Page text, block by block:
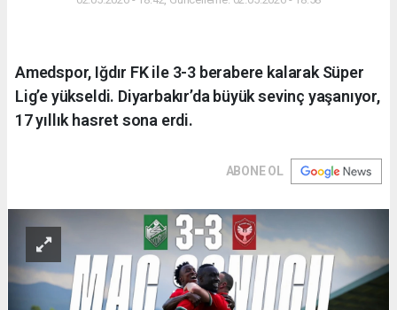
Amedspor, Iğdır FK ile 3-3 berabere kalarak Süper
Lig’e yükseldi. Diyarbakır’da büyük sevinç yaşanıyor,
17 yıllık hasret sona erdi.
ABONE OL